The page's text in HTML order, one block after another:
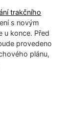
trakčního
s novým
u konce. Před
provedeno
plánu,